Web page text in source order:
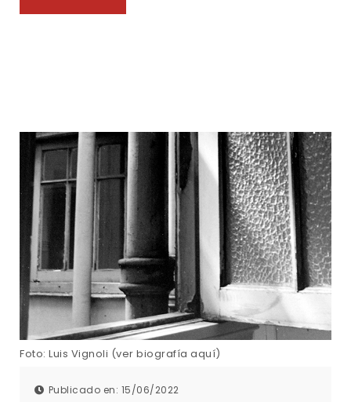
Foto: Luis Vignoli (ver biografía aquí)
Publicado en: 15/06/2022